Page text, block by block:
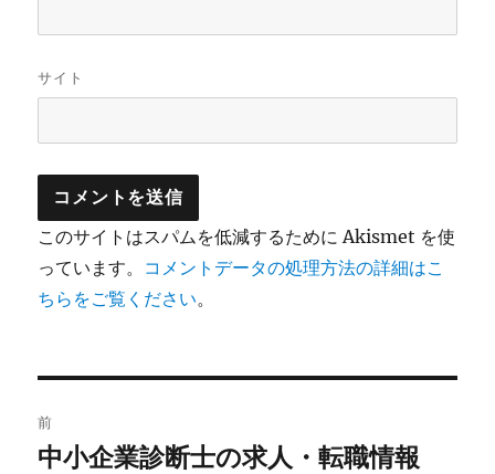
サイト
このサイトはスパムを低減するために Akismet を使
っています。 コメントデータの処理方法の詳細はこ
ちらをご覧ください。
稿
前
前
中小企業診断士の求人・転職情報